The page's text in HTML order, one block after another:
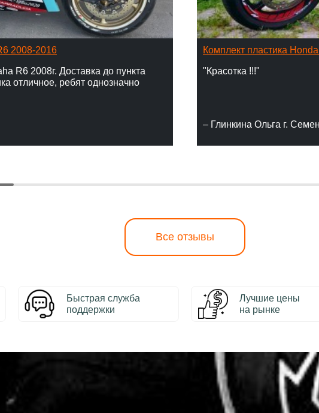
2008-2016
R6 2008г. Доставка до пункта
отличное, ребят однозначно
Комплект пластика
"Красотка !!!"
– Глинкина Ольга г.
Все отзывы
Быстрая служба
поддержки
Лучшие цены
на рынке